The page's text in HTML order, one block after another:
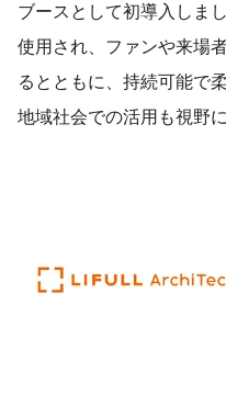
ブースとして初導入しま
使用され、ファンや来場
るとともに、持続可能で
地域社会での活用も視野